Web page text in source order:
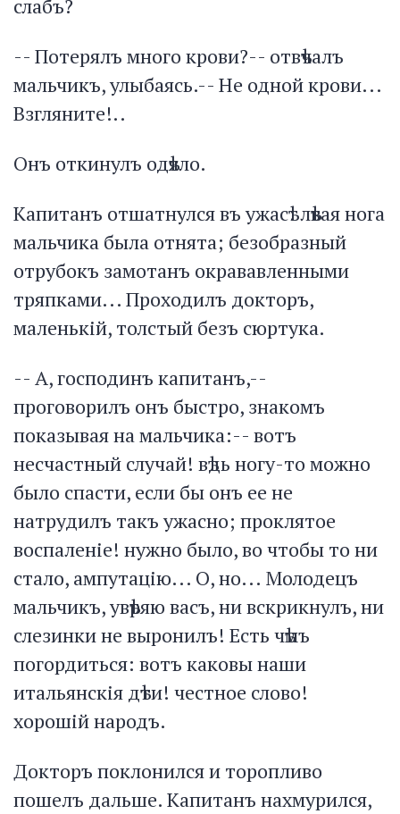
слабъ?
-- Потерялъ много крови?-- отвѣчалъ
мальчикъ, улыбаясь.-- Не одной крови...
Взгляните!..
Онъ откинулъ одѣяло.
Капитанъ отшатнулся въ ужасѣ: лѣвая нога
мальчика была отнята; безобразный
отрубокъ замотанъ окрававленными
тряпками... Проходилъ докторъ,
маленькій, толстый безъ сюртука.
-- А, господинъ капитанъ,--
проговорилъ онъ быстро, знакомъ
показывая на мальчика:-- вотъ
несчастный случай! вѣдь ногу-то можно
было спасти, если бы онъ ее не
натрудилъ такъ ужасно; проклятое
воспаленіе! нужно было, во чтобы то ни
стало, ампутацію... О, но... Молодецъ
мальчикъ, увѣряю васъ, ни вскрикнулъ, ни
слезинки не выронилъ! Есть чѣмъ
погордиться: вотъ каковы наши
итальянскія дѣти! честное слово!
хорошій народъ.
Докторъ поклонился и торопливо
пошелъ дальше. Капитанъ нахмурился,